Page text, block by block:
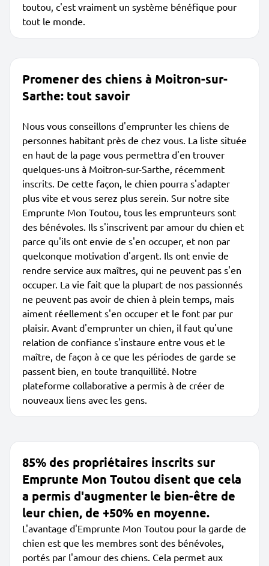
toutou, c'est vraiment un système bénéfique pour
tout le monde.
Promener des chiens à Moitron-sur-
Sarthe: tout savoir
Nous vous conseillons d'emprunter les chiens de
personnes habitant près de chez vous. La liste située
en haut de la page vous permettra d'en trouver
quelques-uns à Moitron-sur-Sarthe, récemment
inscrits. De cette façon, le chien pourra s'adapter
plus vite et vous serez plus serein. Sur notre site
Emprunte Mon Toutou, tous les emprunteurs sont
des bénévoles. Ils s'inscrivent par amour du chien et
parce qu'ils ont envie de s'en occuper, et non par
quelconque motivation d'argent. Ils ont envie de
rendre service aux maîtres, qui ne peuvent pas s'en
occuper. La vie fait que la plupart de nos passionnés
ne peuvent pas avoir de chien à plein temps, mais
aiment réellement s'en occuper et le font par pur
plaisir. Avant d'emprunter un chien, il faut qu'une
relation de confiance s'instaure entre vous et le
maître, de façon à ce que les périodes de garde se
passent bien, en toute tranquillité. Notre
plateforme collaborative a permis à de créer de
nouveaux liens avec les gens.
85% des propriétaires inscrits sur
Emprunte Mon Toutou disent que cela
a permis d'augmenter le bien-être de
leur chien, de +50% en moyenne.
L'avantage d'Emprunte Mon Toutou pour la garde de
chien est que les membres sont des bénévoles,
portés par l'amour des chiens. Cela permet aux